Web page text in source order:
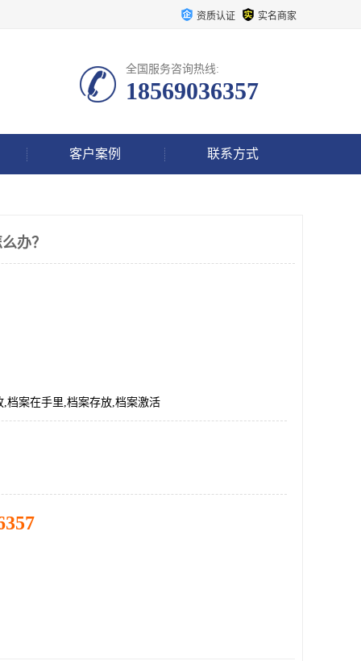
资质认证 实名商家
全国服务咨询热线:
18569036357
客户案例 联系方式
办？
,档案在手里,档案存放,档案激活